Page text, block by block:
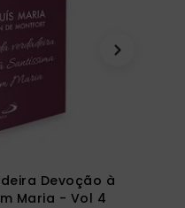
Devoção à
Maria - Vol 4